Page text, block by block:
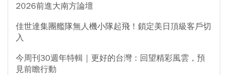
2026前進大南方論壇
佳世達集團艦隊無人機小隊起飛！鎖定美日頂級客戶切
入
今周刊30週年特輯｜更好的台灣：回望精彩風雲，預
見前瞻行動